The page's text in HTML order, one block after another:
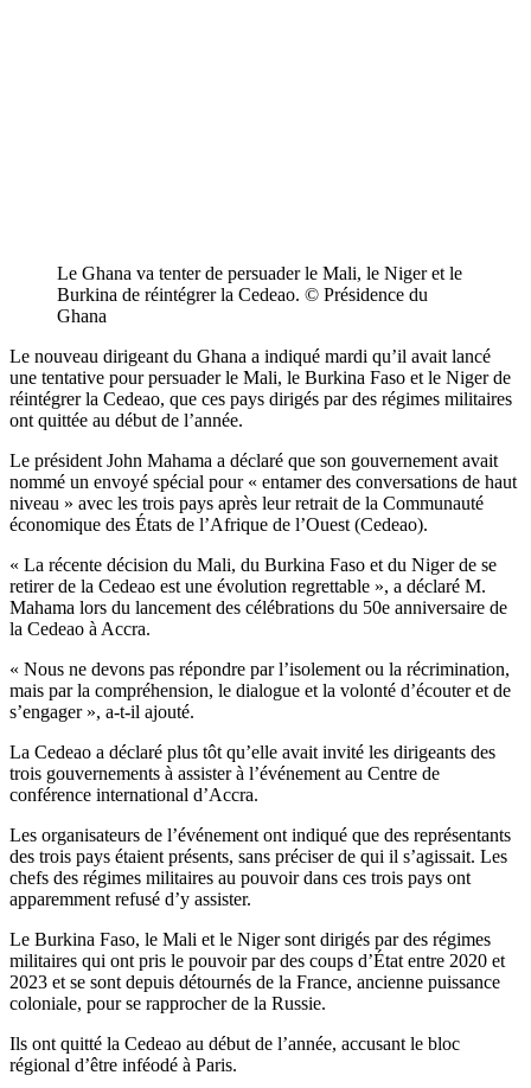
Le Ghana va tenter de persuader le Mali, le Niger et le
Burkina de réintégrer la Cedeao. © Présidence du
Ghana
Le nouveau dirigeant du Ghana a indiqué mardi qu’il avait lancé
une tentative pour persuader le Mali, le Burkina Faso et le Niger de
réintégrer la Cedeao, que ces pays dirigés par des régimes militaires
ont quittée au début de l’année.
Le président John Mahama a déclaré que son gouvernement avait
nommé un envoyé spécial pour « entamer des conversations de haut
niveau » avec les trois pays après leur retrait de la Communauté
économique des États de l’Afrique de l’Ouest (Cedeao).
« La récente décision du Mali, du Burkina Faso et du Niger de se
retirer de la Cedeao est une évolution regrettable », a déclaré M.
Mahama lors du lancement des célébrations du 50e anniversaire de
la Cedeao à Accra.
« Nous ne devons pas répondre par l’isolement ou la récrimination,
mais par la compréhension, le dialogue et la volonté d’écouter et de
s’engager », a-t-il ajouté.
La Cedeao a déclaré plus tôt qu’elle avait invité les dirigeants des
trois gouvernements à assister à l’événement au Centre de
conférence international d’Accra.
Les organisateurs de l’événement ont indiqué que des représentants
des trois pays étaient présents, sans préciser de qui il s’agissait. Les
chefs des régimes militaires au pouvoir dans ces trois pays ont
apparemment refusé d’y assister.
Le Burkina Faso, le Mali et le Niger sont dirigés par des régimes
militaires qui ont pris le pouvoir par des coups d’État entre 2020 et
2023 et se sont depuis détournés de la France, ancienne puissance
coloniale, pour se rapprocher de la Russie.
Ils ont quitté la Cedeao au début de l’année, accusant le bloc
régional d’être inféodé à Paris.